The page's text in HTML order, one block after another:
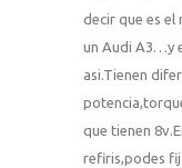
decir que es el
un Audi A3…y
asi.Tienen
que tienen
refiris,podes